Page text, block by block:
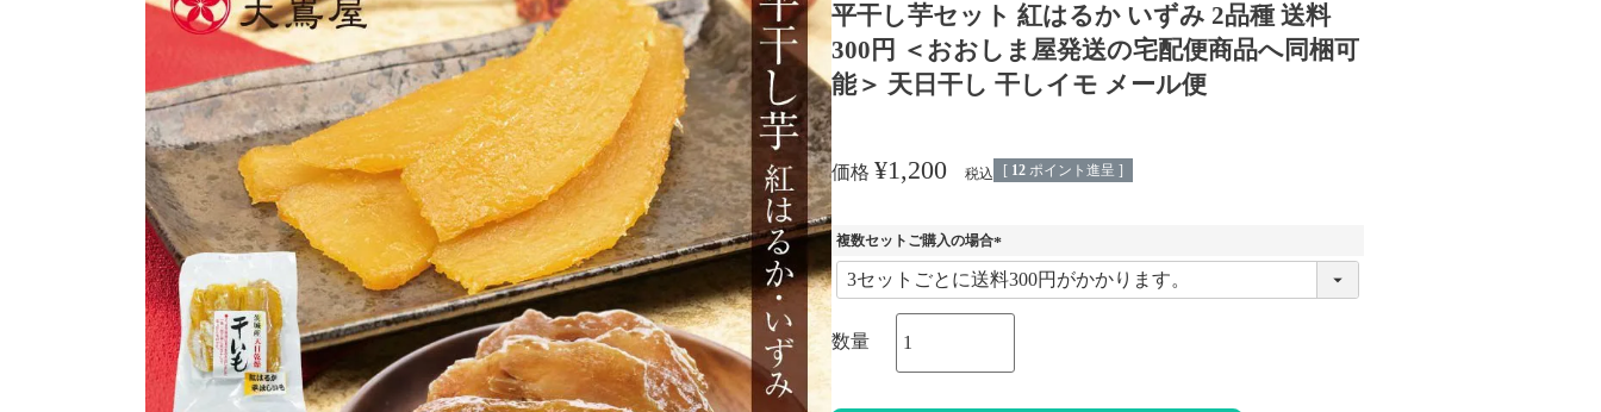
平干し芋セット 紅はるか いずみ 2品種 送料
300円 ＜おおしま屋発送の宅配便商品へ同梱可
能＞ 天日干し 干しイモ メール便
価格 ¥1,200 税込 [ 12 ポイント進呈 ]
複数セットご購入の場合
(
必
須